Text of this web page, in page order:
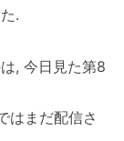
.
, 今日見た第8
はまだ配信さ